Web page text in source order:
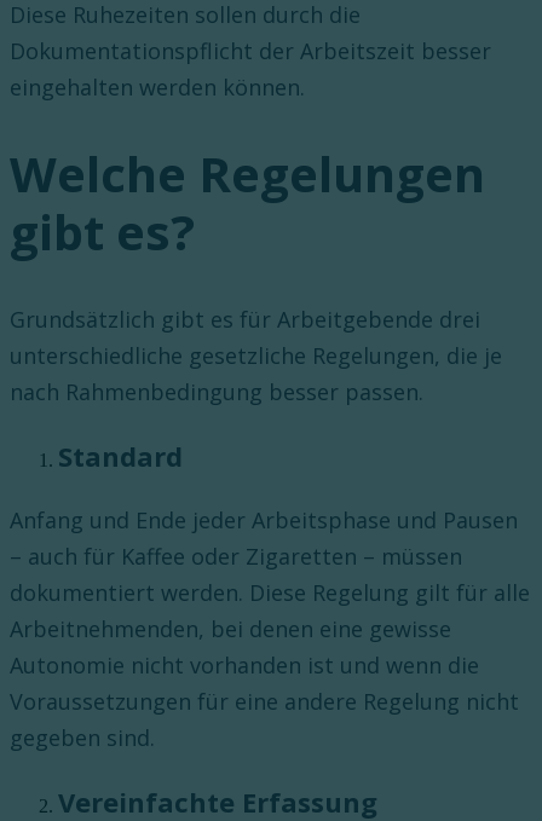
Diese Ruhezeiten sollen durch die
Dokumentationspflicht der Arbeitszeit besser
eingehalten werden können.
Welche Regelungen
gibt es?
Grundsätzlich gibt es für Arbeitgebende drei
unterschiedliche gesetzliche Regelungen, die je
nach Rahmenbedingung besser passen.
Standard
Anfang und Ende jeder Arbeitsphase und Pausen
– auch für Kaffee oder Zigaretten – müssen
dokumentiert werden. Diese Regelung gilt für alle
Arbeitnehmenden, bei denen eine gewisse
Autonomie nicht vorhanden ist und wenn die
Voraussetzungen für eine andere Regelung nicht
gegeben sind.
Vereinfachte Erfassung